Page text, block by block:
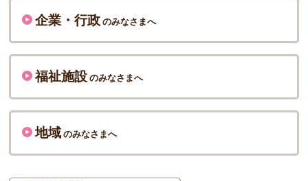
企業・行政のみなさまへ
福祉施設のみなさまへ
地域のみなさまへ